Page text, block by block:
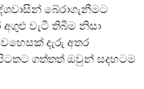
බේරාගැනීමට
වැටී තිබීම නිසා
දැරු අතර
ගත්තත් ඔවුන් සදහටම